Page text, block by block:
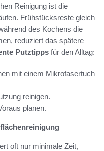
Reinigung ist die
Frühstücksreste gleich
des Kochens die
reduziert das spätere
Putztipps für den Alltag:
mit einem Mikrofasertuch
reinigen.
planen.
oft nur minimale Zeit,